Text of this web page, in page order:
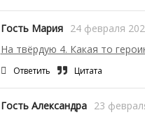
Гость Мария 24 февраля
На твёрдую 4. Какая то
Ответить Цитата
Гость Александра 23